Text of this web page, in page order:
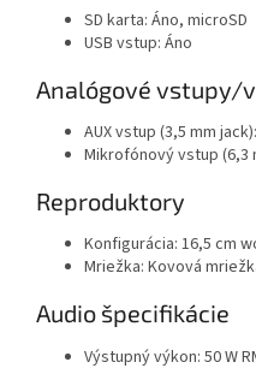
SD karta: Áno, microSD
USB vstup: Áno
Analógové vstupy/
AUX vstup (3,5 mm
Mikrofónový vstup (6,3
Reproduktory
Konfigurácia: 16,5 cm
Mriežka: Kovová
Audio špecifikácie
Výstupný výkon: 50 W